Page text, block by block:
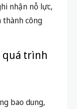
nhận nỗ lực,
thành công
quá trình
bao dung,